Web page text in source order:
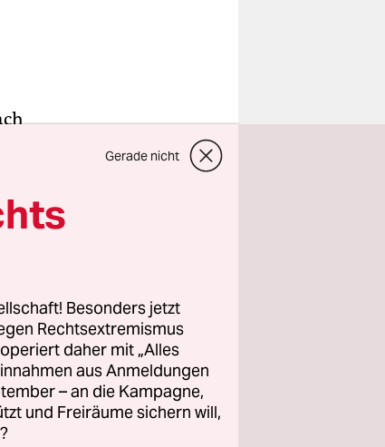
etwas
die
der
Gerade nicht
Besonders jetzt
Rechtsextremismus
daher mit „Alles
aus Anmeldungen
– an die Kampagne,
und Freiräume sichern will,